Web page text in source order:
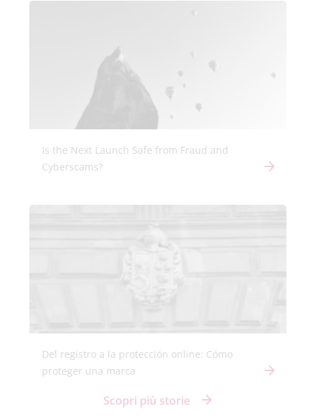
Is the Next Launch Safe from Fraud and
Cyberscams?
Del registro a la protección online: Cómo
proteger una marca
Scopri più storie